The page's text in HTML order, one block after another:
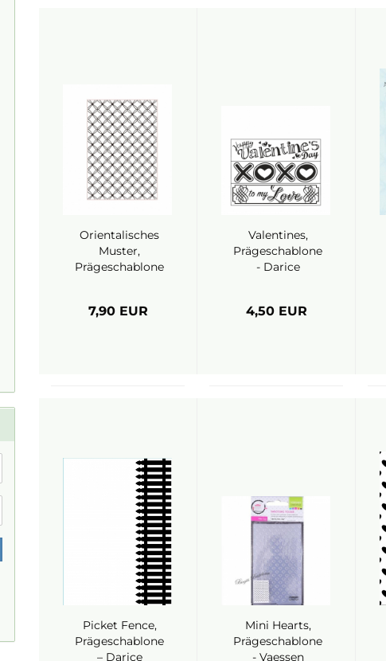
Orientalisches
Muster,
Prägeschablone
7,90 EUR
Valentines,
Prägeschablone
- Darice
4,50 EUR
Picket Fence,
Prägeschablone
– Darice
Mini Hearts,
Prägeschablone
- Vaessen